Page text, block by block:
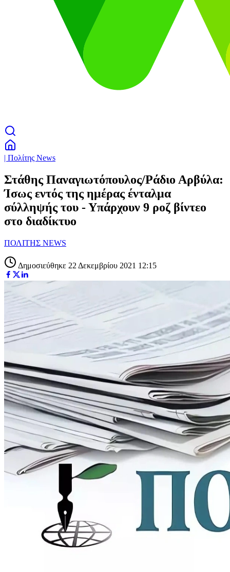
| Πολίτης News
Στάθης Παναγιωτόπουλος/Ράδιο Αρβύλα:
Ίσως εντός της ημέρας ένταλμα
σύλληψής του - Υπάρχουν 9 ροζ βίντεο
στο διαδίκτυο
ΠΟΛΙΤΗΣ NEWS
Δημοσιεύθηκε 22 Δεκεμβρίου 2021 12:15